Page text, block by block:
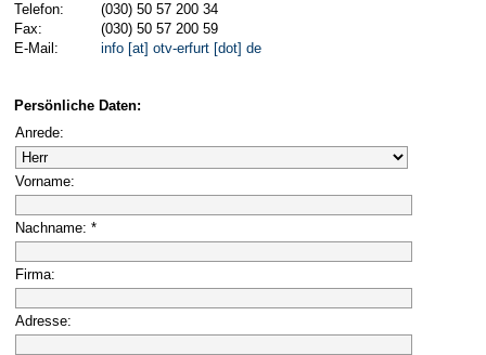
Telefon:
(030) 50 57 200 34
Fax:
(030) 50 57 200 59
E-Mail:
info [at] otv-erfurt [dot] de
Persönliche Daten:
Anrede:
Vorname:
Nachname: *
Firma:
Adresse: